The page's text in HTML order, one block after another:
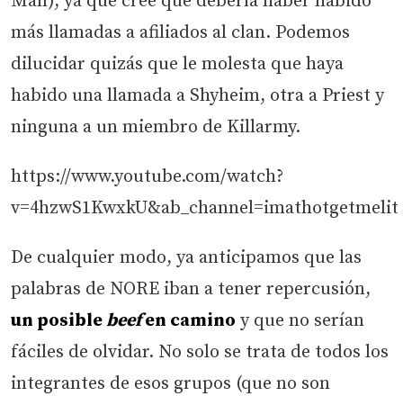
más llamadas a afiliados al clan. Podemos
dilucidar quizás que le molesta que haya
habido una llamada a Shyheim, otra a Priest y
ninguna a un miembro de Killarmy.
https://www.youtube.com/watch?
v=4hzwS1KwxkU&ab_channel=imathotgetmelit
De cualquier modo, ya anticipamos que las
palabras de NORE iban a tener repercusión,
un posiblebeefen camino y que no serían
fáciles de olvidar. No solo se trata de todos los
integrantes de esos grupos (que no son